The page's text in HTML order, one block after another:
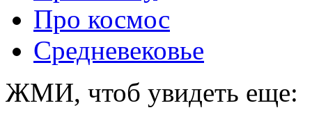
Про космос
Средневековье
ЖМИ, чтоб увидеть еще: